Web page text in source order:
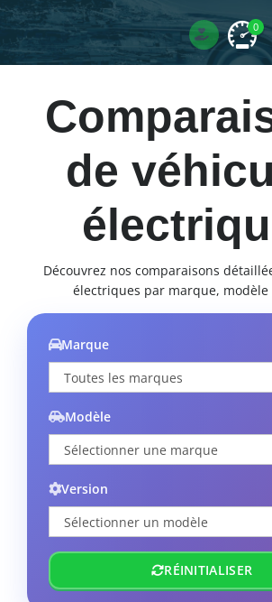
0
de
Découvrez nos comparaisons
électriques par marque, modèle
Marque
Modèle
Version
RÉINITIALISER